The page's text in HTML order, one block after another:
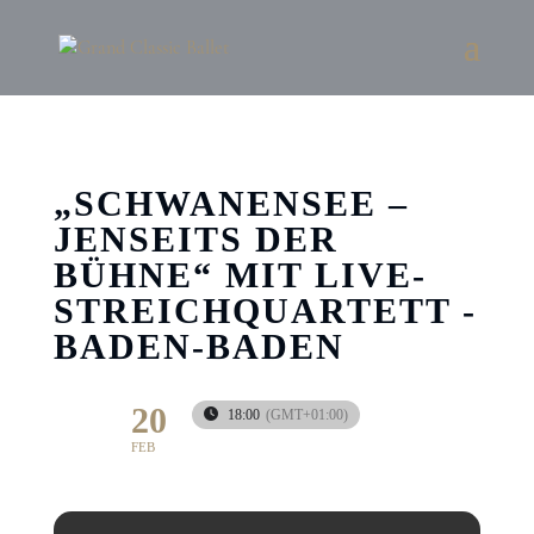
„SCHWANENSEE –
JENSEITS DER
BÜHNE“ MIT LIVE-
STREICHQUARTETT -
BADEN-BADEN
20
FEB
18:00 (GMT+01:00)